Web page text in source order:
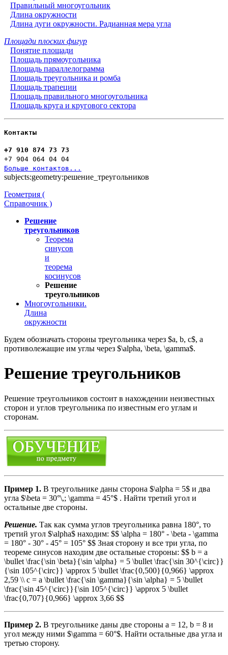
Правильный многоугольник
Длина окружности
Длина дуги окружности. Радианная мера угла
Площади плоских фигур
Понятие площади
Площадь прямоугольника
Площадь параллелограмма
Площадь треугольника и ромба
Площадь трапеции
Площадь правильного многоугольника
Площадь круга и кругового сектора
Контакты
+7 910 874 73 73
+7 904 064 04 04
Больше контактов...
subjects:geometry:решение_треугольников
Геометрия (
Справочник )
Решение
треугольников
Теорема
синусов
и
теорема
косинусов
Решение
треугольников
Многоугольники.
Длина
окружности
Будем обозначать стороны треугольника через $a, b, c$, a
противолежащие им углы через $\alpha, \beta, \gamma$.
Решение треугольников
Решение треугольников состоит в нахождении неизвестных
сторон и углов треугольника по известным его углам и
сторонам.
Пример 1. В треугольнике даны сторона $\alpha = 5$ и два
угла $\beta = 30°\,; \gamma = 45°$ . Найти третий угол и
остальные две стороны.
Решение. Так как сумма углов треугольника равна 180°, то
третий угол $\alpha$ находим: $$ \alpha = 180° - \beta - \gamma
= 180° - 30° - 45° = 105° $$ Зная сторону и все три угла, по
теореме синусов находим две остальные стороны: $$ b = a
\bullet \frac{\sin \beta}{\sin \alpha} = 5 \bullet \frac{\sin 30^{\circ}}
{\sin 105^{\circ}} \approx 5 \bullet \frac{0,500}{0,966} \approx
2,59 \\ c = a \bullet \frac{\sin \gamma}{\sin \alpha} = 5 \bullet
\frac{\sin 45^{\circ}}{\sin 105^{\circ}} \approx 5 \bullet
\frac{0,707}{0,966} \approx 3,66 $$
Пример 2. В треугольнике даны две стороны а = 12, b = 8 и
угол между ними $\gamma = 60°$. Найти остальные два угла и
третью сторону.